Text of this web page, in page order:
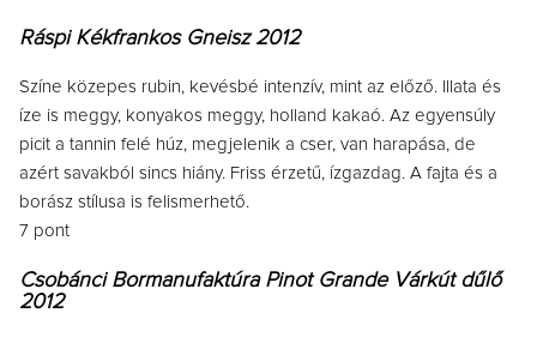
Ráspi Kékfrankos Gneisz 2012
Színe közepes rubin, kevésbé intenzív, mint az előző. Illata és
íze is meggy, konyakos meggy, holland kakaó. Az egyensúly
picit a tannin felé húz, megjelenik a cser, van harapása, de
azért savakból sincs hiány. Friss érzetű, ízgazdag. A fajta és a
borász stílusa is felismerhető.
7 pont
Csobánci Bormanufaktúra Pinot Grande Várkút dűlő
2012